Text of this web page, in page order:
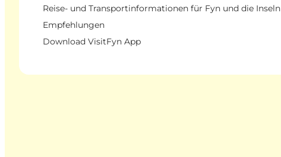
Reise- und Transportinformationen für Fyn und die Inseln
Empfehlungen
Download VisitFyn App